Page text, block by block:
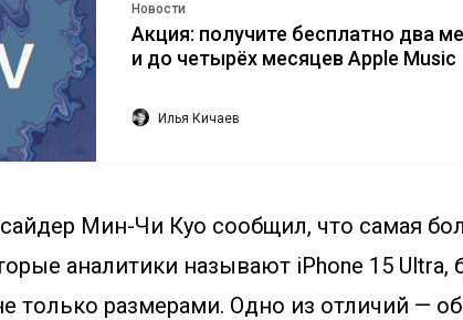
Новости
Акция: получите бесплатно два
и до четырёх месяцев Apple Music
Илья Кичаев
Мин-Чи Куо сообщил, что самая
аналитики называют iPhone 15 Ultra,
только размерами. Одно из отличий —